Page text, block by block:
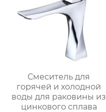
Смеситель для
горячей и холодной
воды для раковины из
цинкового сплава